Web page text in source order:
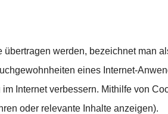
werden, bezeichnet man
eines Internet-
Internet verbessern. Mithilfe von
oder relevante Inhalte anzeigen).